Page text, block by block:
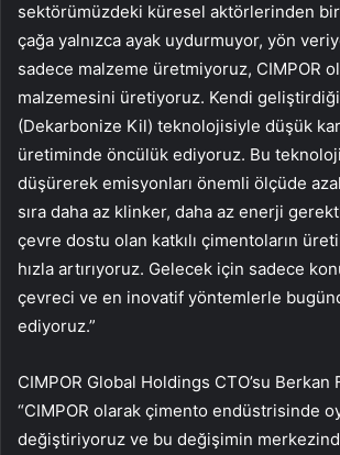
sektörümüzdeki küresel aktörlerinden
çağa yalnızca ayak uydurmuyor, yön
sadece malzeme üretmiyoruz, CIMPOR
malzemesini üretiyoruz. Kendi
(Dekarbonize Kil) teknolojisiyle düşük
üretiminde öncülük ediyoruz. Bu
düşürerek emisyonları önemli ölçüde
sıra daha az klinker, daha az enerji
çevre dostu olan katkılı çimentoların
hızla artırıyoruz. Gelecek için sadece
çevreci ve en inovatif yöntemlerle
ediyoruz.”
CIMPOR Global Holdings CTO’su Berkan
“CIMPOR olarak çimento endüstrisinde
değiştiriyoruz ve bu değişimin